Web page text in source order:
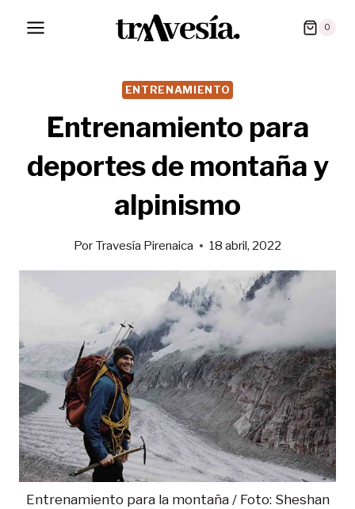
0
ENTRENAMIENTO
Entrenamiento para
deportes de montaña y
alpinismo
Por Travesía Pirenaica 18 abril, 2022
Entrenamiento para la montaña / Foto: Sheshan